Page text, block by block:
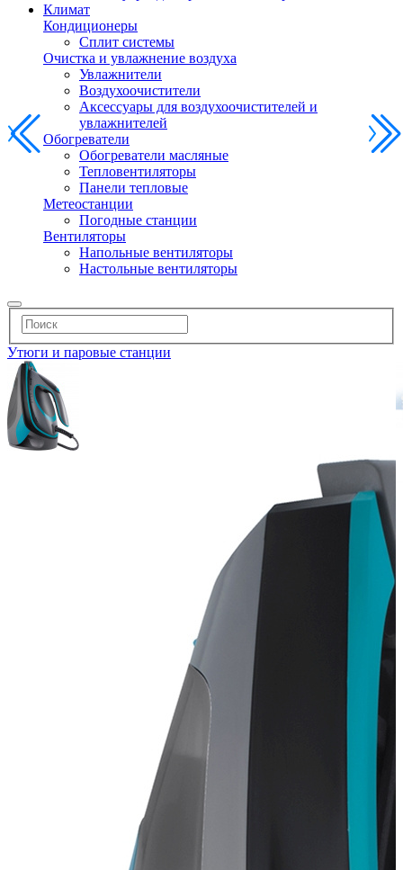
Климат
Кондиционеры
Сплит системы
Очистка и увлажнение воздуха
Увлажнители
Воздухоочистители
Аксессуары для воздухоочистителей и
увлажнителей
Обогреватели
Обогреватели масляные
Тепловентиляторы
Панели тепловые
Метеостанции
Погодные станции
Вентиляторы
Напольные вентиляторы
Настольные вентиляторы
Утюги и паровые станции